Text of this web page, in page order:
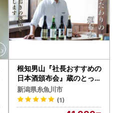
根知男山『社長おすすめの
日本酒頒布会』蔵のとって
おきをお届けします! 【72
0m×3～4本 1回】渡辺酒
造店 新潟 糸魚川
新潟県糸魚川市
(1)